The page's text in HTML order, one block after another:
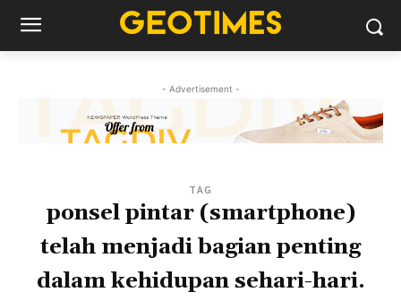
- Advertisement -
TAG
ponsel pintar (smartphone)
telah menjadi bagian penting
dalam kehidupan sehari-hari.